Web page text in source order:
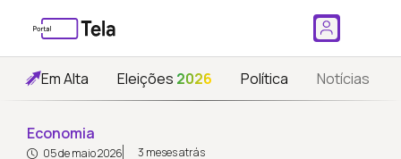
Em Alta Eleições 2026 Política Notícias
Economia
05 de maio 2026 3 meses atrás